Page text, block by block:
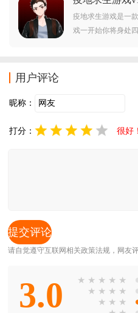
疫地求生游戏是一
戏一开始你将身处
用户评论
昵称：
打分： 很好！
请自觉遵守互联网相关政策法规，网友
3.0 ★ ★ ★ ★ ★
★ ★ ★ ★
★ ★ ★